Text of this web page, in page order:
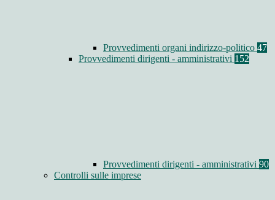
Provvedimenti organi indirizzo-politico 47
Provvedimenti dirigenti - amministrativi 152
Provvedimenti dirigenti - amministrativi 90
Controlli sulle imprese